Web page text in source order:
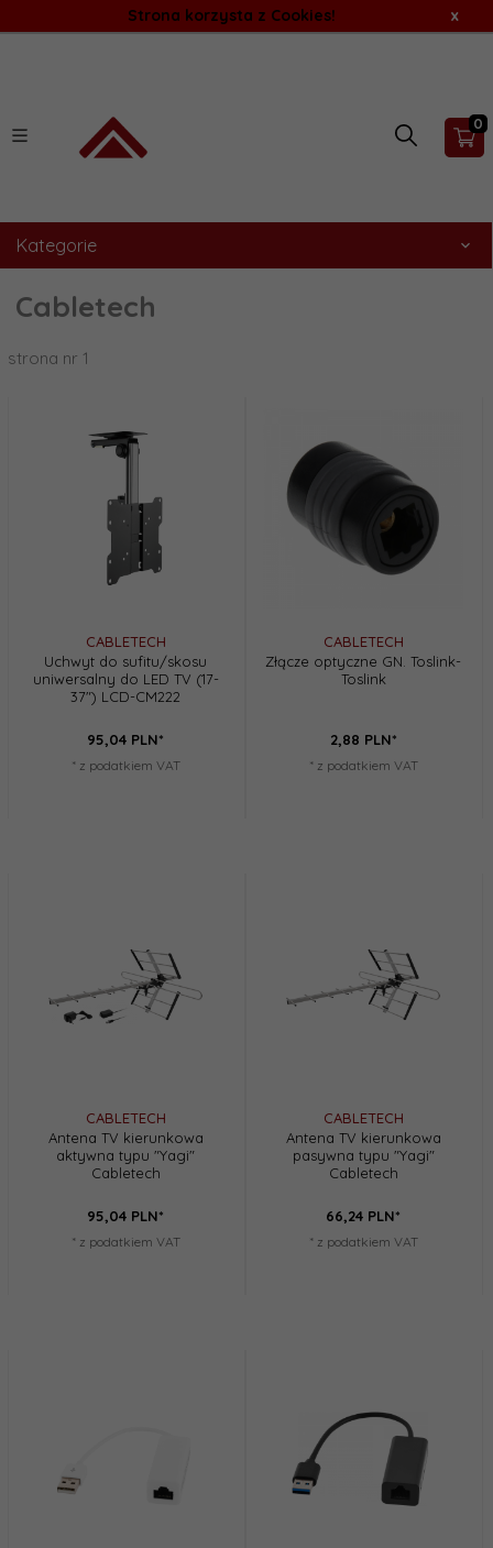
Strona korzysta z Cookies! x
0
Kategorie
Cabletech
strona nr 1
CABLETECH
Uchwyt do sufitu/skosu
uniwersalny do LED TV (17-
37") LCD-CM222
95,04 PLN*
* z podatkiem VAT
CABLETECH
Złącze optyczne GN. Toslink-
Toslink
2,88 PLN*
* z podatkiem VAT
CABLETECH
Antena TV kierunkowa
aktywna typu "Yagi"
Cabletech
95,04 PLN*
* z podatkiem VAT
CABLETECH
Antena TV kierunkowa
pasywna typu "Yagi"
Cabletech
66,24 PLN*
* z podatkiem VAT